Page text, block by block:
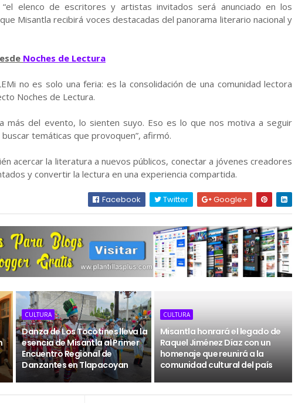
elenco de escritores y artistas invitados será anunciado en los
Misantla recibirá voces destacadas del panorama literario nacional y
Noches de Lectura
no es solo una feria: es la consolidación de una comunidad lectora
Noches de Lectura.
más del evento, lo sienten suyo. Eso es lo que nos motiva a seguir
temáticas que provoquen”, afirmó.
acercar la literatura a nuevos públicos, conectar a jóvenes creadores
y convertir la lectura en una experiencia compartida.
Facebook Twitter Google+
CULTURA
Danza de Los Tocotines lleva la
esencia de Misantla al Primer
Encuentro Regional de
Danzantes en Tlapacoyan
CULTURA
Misantla honrará el legado de
Raquel Jiménez Díaz con un
homenaje que reunirá a la
comunidad cultural del país